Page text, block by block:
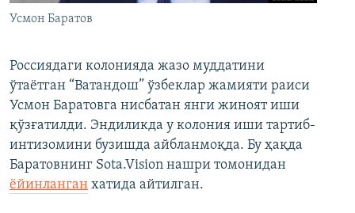
Усмон Баратов
Россиядаги колонияда жазо муддатини
ўтаётган “Ватандош” ўзбеклар жамияти раиси
Усмон Баратовга нисбатан янги жиноят иши
қўзғатилди. Эндиликда у колония иши тартиб-
интизомини бузишда айбланмоқда. Бу ҳақда
Баратовнинг Sota.Vision нашри томонидан
ёйинланган хатида айтилган.